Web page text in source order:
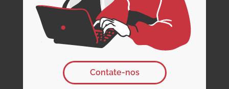
Contate-nos